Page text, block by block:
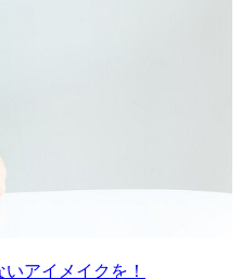
アイメイクを！